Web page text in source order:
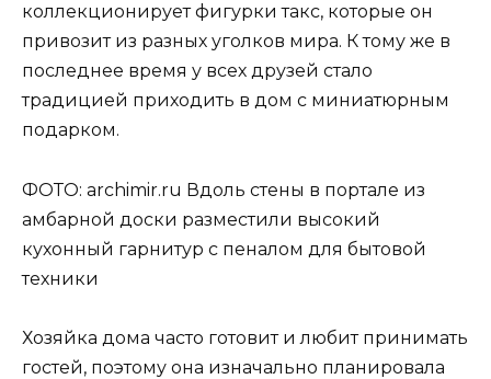
коллекционирует фигурки такс, которые он
привозит из разных уголков мира. К тому же в
последнее время у всех друзей стало
традицией приходить в дом с миниатюрным
подарком.
ФОТО: archimir.ru Вдоль стены в портале из
амбарной доски разместили высокий
кухонный гарнитур с пеналом для бытовой
техники
Хозяйка дома часто готовит и любит принимать
гостей, поэтому она изначально планировала